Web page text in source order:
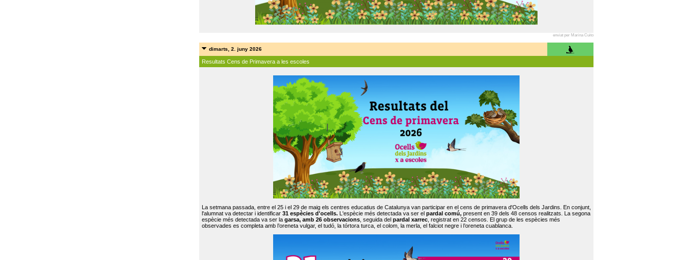
enviat per Marina Cuito
dimarts, 2. juny 2026
Resultats Cens de Primavera a les escoles
La setmana passada, entre el 25 i el 29 de maig els centres educatius de Catalunya van participar en el cens de primavera d'Ocells dels Jardins. En conjunt,
l'alumnat va detectar i identificar 31 espècies d'ocells. L'espècie més detectada va ser el pardal comú, present en 39 dels 48 censos realitzats. La segona
espècie més detectada va ser la garsa, amb 26 observacions , seguida del pardal xarrec , registrat en 22 censos. El grup de les espècies més
observades es completa amb l’oreneta vulgar, el tudó, la tórtora turca, el colom, la merla, el falciot negre i l’oreneta cuablanca.